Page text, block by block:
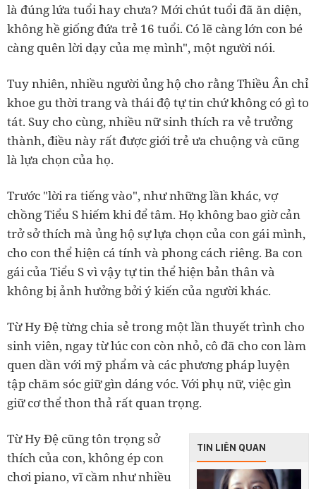
là đúng lứa tuổi hay chưa? Mới chút tuổi đã ăn diện,
không hề giống đứa trẻ 16 tuổi. Có lẽ càng lớn con bé
càng quên lời dạy của mẹ mình", một người nói.
Tuy nhiên, nhiều người ủng hộ cho rằng Thiều Ân chỉ
khoe gu thời trang và thái độ tự tin chứ không có gì to
tát. Suy cho cùng, nhiều nữ sinh thích ra vẻ trưởng
thành, điều này rất được giới trẻ ưa chuộng và cũng
là lựa chọn của họ.
Trước "lời ra tiếng vào", như những lần khác, vợ
chồng Tiểu S hiếm khi để tâm. Họ không bao giờ cản
trở sở thích mà ủng hộ sự lựa chọn của con gái mình,
cho con thể hiện cá tính và phong cách riêng. Ba con
gái của Tiểu S vì vậy tự tin thể hiện bản thân và
không bị ảnh hưởng bởi ý kiến của người khác.
Từ Hy Đệ từng chia sẻ trong một lần thuyết trình cho
sinh viên, ngay từ lúc con còn nhỏ, cô đã cho con làm
quen dần với mỹ phẩm và các phương pháp luyện
tập chăm sóc giữ gìn dáng vóc. Với phụ nữ, việc gìn
giữ cơ thể thon thả rất quan trọng.
TIN LIÊN QUAN
Từ Hy Đệ cũng tôn trọng sở
thích của con, không ép con
chơi piano, vĩ cầm như nhiều